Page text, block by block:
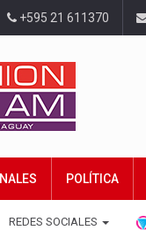
+595 21 611370
POLÍTICA
REDES SOCIALES